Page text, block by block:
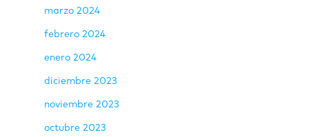
marzo 2024
febrero 2024
enero 2024
diciembre 2023
noviembre 2023
octubre 2023